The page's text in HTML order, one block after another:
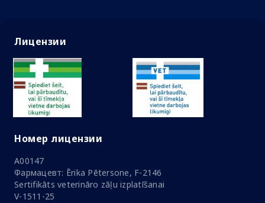
Лицензии
Номер лицензии
A00147
Фармацевт: Ērika Pētersone, F-2146
Sertifikāts veterināro zāļu izplatīšanai
V-1511-25